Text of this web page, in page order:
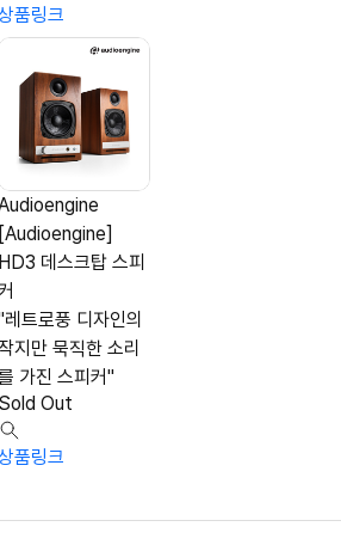
품링크
[Audioengine]
HD3 데스크탑 스피
트로풍 디자인의
지만 묵직한 소리
가진 스피커"
Sold Out
품링크